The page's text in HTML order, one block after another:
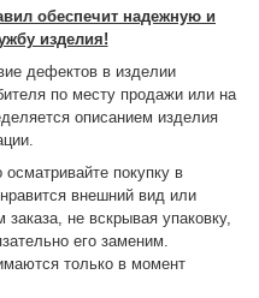
обеспечит надежную и
изделия!
дефектов в изделии
по месту продажи или на
описанием изделия
покупку в
внешний вид или
не вскрывая упаковку,
его заменим.
только в момент